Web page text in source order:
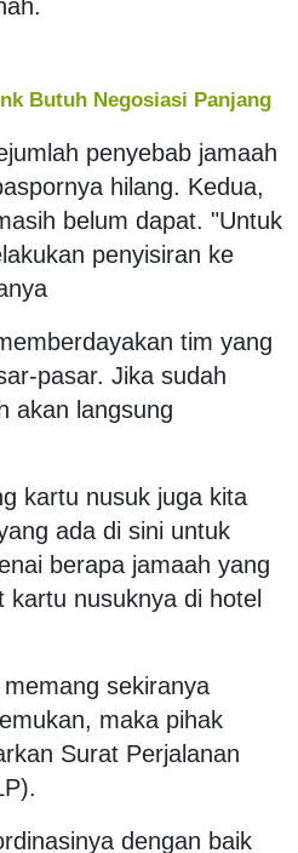
Butuh Negosiasi Panjang
penyebab jamaah
hilang. Kedua,
belum dapat. "Untuk
penyisiran ke
tim yang
pasar. Jika sudah
akan langsung
kartu nusuk juga kita
ada di sini untuk
berapa jamaah yang
nusuknya di hotel
sekiranya
maka pihak
Surat Perjalanan
dengan baik